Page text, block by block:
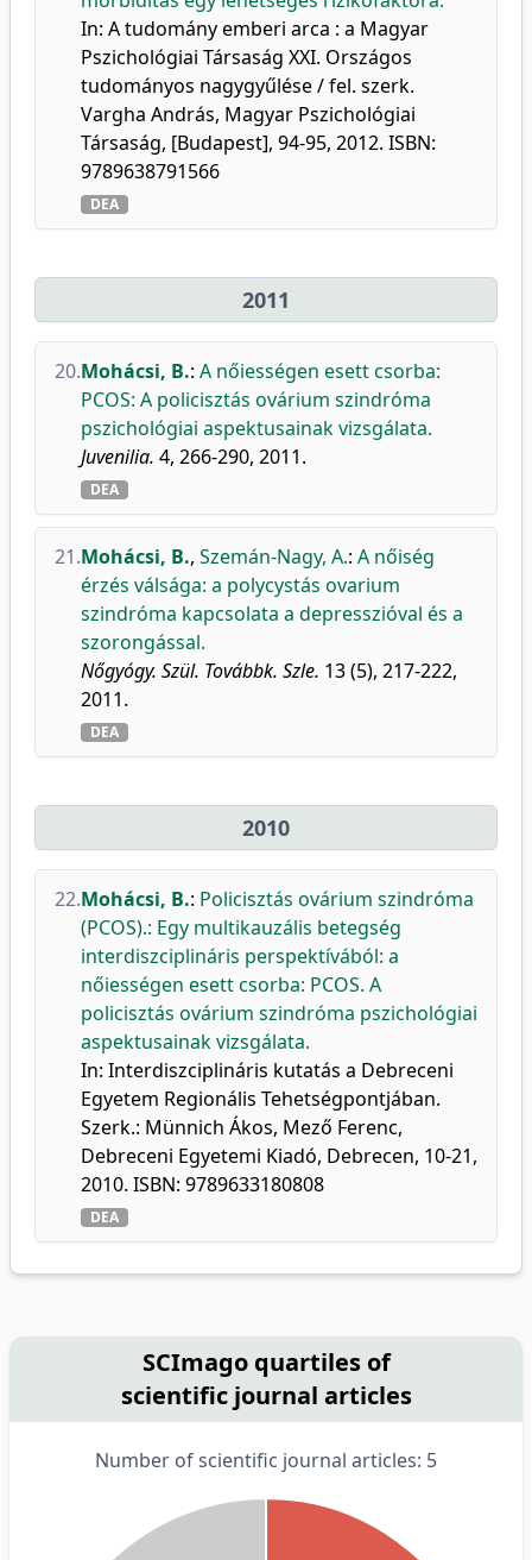
In: A tudomány emberi arca : a Magyar
Pszichológiai Társaság XXI. Országos
tudományos nagygyűlése / fel. szerk.
Vargha András, Magyar Pszichológiai
Társaság, [Budapest], 94-95, 2012. ISBN:
9789638791566
DEA
2011
20.Mohácsi, B.: A nőiességen esett csorba:
PCOS: A policisztás ovárium szindróma
pszichológiai aspektusainak vizsgálata.
Juvenilia. 4, 266-290, 2011.
DEA
21.Mohácsi, B., Szemán-Nagy, A.: A nőiség
érzés válsága: a polycystás ovarium
szindróma kapcsolata a depresszióval és a
szorongással.
Nőgyógy. Szül. Továbbk. Szle. 13 (5), 217-222,
2011.
DEA
2010
22.Mohácsi, B.: Policisztás ovárium szindróma
(PCOS).: Egy multikauzális betegség
interdiszciplináris perspektívából: a
nőiességen esett csorba: PCOS. A
policisztás ovárium szindróma pszichológiai
aspektusainak vizsgálata.
In: Interdiszciplináris kutatás a Debreceni
Egyetem Regionális Tehetségpontjában.
Szerk.: Münnich Ákos, Mező Ferenc,
Debreceni Egyetemi Kiadó, Debrecen, 10-21,
2010. ISBN: 9789633180808
DEA
SCImago quartiles of
scientific journal articles
Number of scientific journal articles: 5